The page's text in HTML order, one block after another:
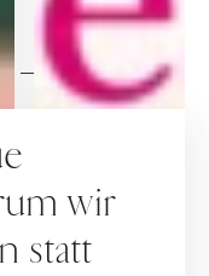
wir
statt